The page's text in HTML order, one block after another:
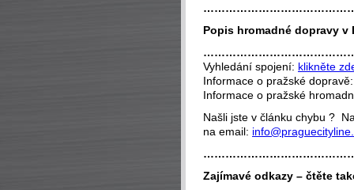
Popis hromadné dopravy v
Vyhledání spojení: klikněte
Informace o pražské
Informace o pražské
Našli jste v článku chybu ?
na email:
Zajímavé odkazy – čtěte